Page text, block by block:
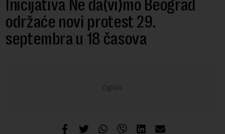
Inicijativa Ne da(vi)mo Beograd
održaće novi protest 29.
septembra u 18 časova